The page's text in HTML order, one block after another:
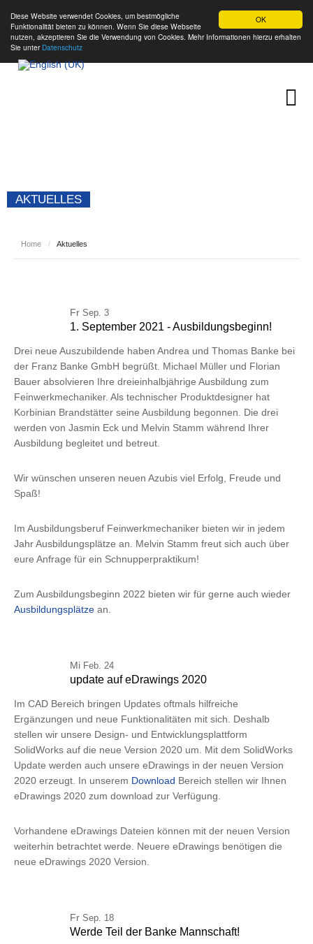
OK
Diese Website verwendet Cookies, um bestmögliche
Funktionalität bieten zu können. Wenn Sie diese Webseite
nutzen, akzeptieren Sie die Verwendung von Cookies. Mehr Informationen hierzu erhalten
Sie unter Datenschutz
AKTUELLES
Home / Aktuelles
Fr Sep. 3
1. September 2021 - Ausbildungsbeginn!
Drei neue Auszubildende haben Andrea und Thomas Banke bei
der Franz Banke GmbH begrüßt. Michael Müller und Florian
Bauer absolvieren Ihre dreieinhalbjährige Ausbildung zum
Feinwerkmechaniker. Als technischer Produktdesigner hat
Korbinian Brandstätter seine Ausbildung begonnen. Die drei
werden von Jasmin Eck und Melvin Stamm während Ihrer
Ausbildung begleitet und betreut.
Wir wünschen unseren neuen Azubis viel Erfolg, Freude und
Spaß!
Im Ausbildungsberuf Feinwerkmechaniker bieten wir in jedem
Jahr Ausbildungsplätze an. Melvin Stamm freut sich auch über
eure Anfrage für ein Schnupperpraktikum!
Zum Ausbildungsbeginn 2022 bieten wir für gerne auch wieder
Ausbildungsplätze an.
Mi Feb. 24
update auf eDrawings 2020
Im CAD Bereich bringen Updates oftmals hilfreiche
Ergänzungen und neue Funktionalitäten mit sich. Deshalb
stellen wir unsere Design- und Entwicklungsplattform
SolidWorks auf die neue Version 2020 um. Mit dem SolidWorks
Update werden auch unsere eDrawings in der neuen Version
2020 erzeugt. In unserem Download Bereich stellen wir Ihnen
eDrawings 2020 zum download zur Verfügung.
Vorhandene eDrawings Dateien können mit der neuen Version
weiterhin betrachtet werde. Neuere eDrawings benötigen die
neue eDrawings 2020 Version.
Fr Sep. 18
Werde Teil der Banke Mannschaft!